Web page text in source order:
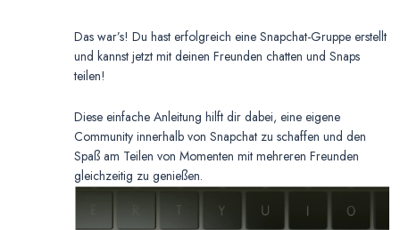
Das war’s! Du hast erfolgreich eine Snapchat-Gruppe erstellt
und kannst jetzt mit deinen Freunden chatten und Snaps
teilen!
Diese einfache Anleitung hilft dir dabei, eine eigene
Community innerhalb von Snapchat zu schaffen und den
Spaß am Teilen von Momenten mit mehreren Freunden
gleichzeitig zu genießen.